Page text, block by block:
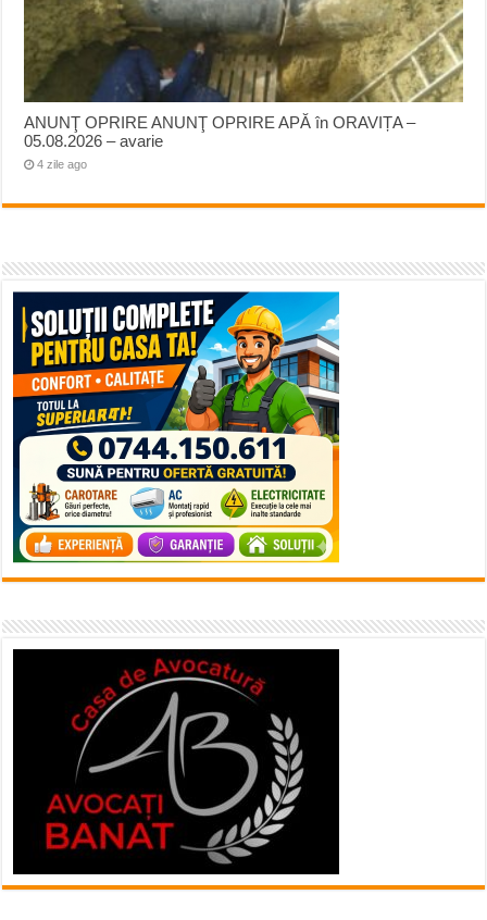
ANUNŢ OPRIRE ANUNŢ OPRIRE APĂ în ORAVIȚA –
05.08.2026 – avarie
4 zile ago